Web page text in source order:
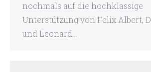
nochmals auf die hochklassige
Unterstützung von Felix Albert,
und Leonard…